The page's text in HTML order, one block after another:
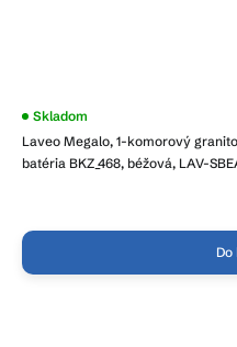
Laveo Megalo, 1-komorový
batéria BKZ_468, béžová, LAV-
Priemerné
produktu
je
Skladom
Do